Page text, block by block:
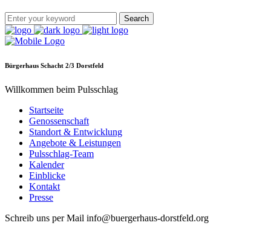
Bürgerhaus Schacht 2/3 Dorstfeld
Willkommen beim Pulsschlag
Startseite
Genossenschaft
Standort & Entwicklung
Angebote & Leistungen
Pulsschlag-Team
Kalender
Einblicke
Kontakt
Presse
Schreib uns per Mail info@buergerhaus-dorstfeld.org